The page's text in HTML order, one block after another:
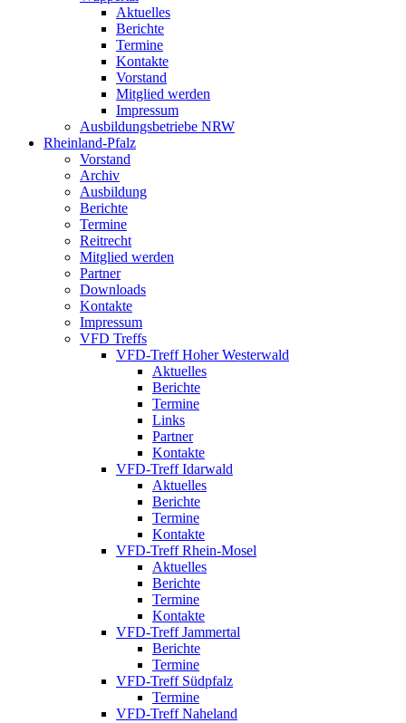
Aktuelles
Berichte
Termine
Kontakte
Vorstand
Mitglied werden
Impressum
Ausbildungsbetriebe NRW
Rheinland-Pfalz
Vorstand
Archiv
Ausbildung
Berichte
Termine
Reitrecht
Mitglied werden
Partner
Downloads
Kontakte
Impressum
VFD Treffs
VFD-Treff Hoher Westerwald
Aktuelles
Berichte
Termine
Links
Partner
Kontakte
VFD-Treff Idarwald
Aktuelles
Berichte
Termine
Kontakte
VFD-Treff Rhein-Mosel
Aktuelles
Berichte
Termine
Kontakte
VFD-Treff Jammertal
Berichte
Termine
VFD-Treff Südpfalz
Termine
VFD-Treff Naheland